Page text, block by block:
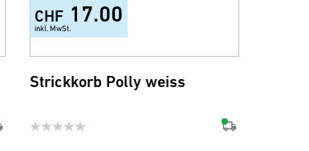
+5
CHF 17.00
inkl. MwSt.
Strickkorb Polly weiss